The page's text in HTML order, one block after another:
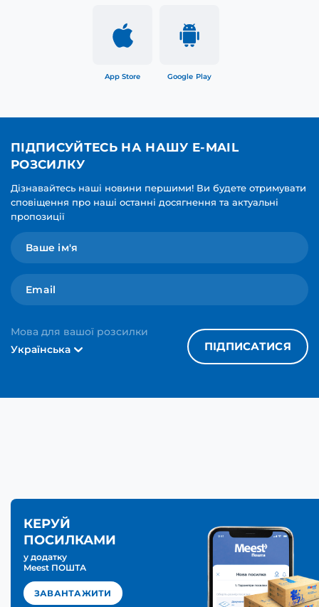
App Store Google Play
ПІДПИСУЙТЕСЬ НА НАШУ E-MAIL
РОЗСИЛКУ
Дізнавайтесь наші новини першими! Ви будете отримувати
сповіщення про наші останні досягнення та актуальні
пропозиції
Мова для вашої розсилки
Українська
ПІДПИСАТИСЯ
КЕРУЙ
ПОСИЛКАМИ
у додатку
Meest ПОШТА
ЗАВАНТАЖИТИ